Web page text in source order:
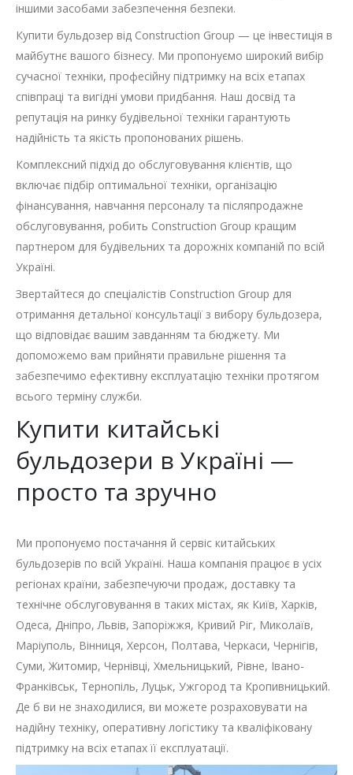
іншими засобами забезпечення безпеки.
Купити бульдозер від Construction Group — це інвестиція в
майбутнє вашого бізнесу. Ми пропонуємо широкий вибір
сучасної техніки, професійну підтримку на всіх етапах
співпраці та вигідні умови придбання. Наш досвід та
репутація на ринку будівельної техніки гарантують
надійність та якість пропонованих рішень.
Комплексний підхід до обслуговування клієнтів, що
включає підбір оптимальної техніки, організацію
фінансування, навчання персоналу та післяпродажне
обслуговування, робить Construction Group кращим
партнером для будівельних та дорожніх компаній по всій
Україні.
Звертайтеся до спеціалістів Construction Group для
отримання детальної консультації з вибору бульдозера,
що відповідає вашим завданням та бюджету. Ми
допоможемо вам прийняти правильне рішення та
забезпечимо ефективну експлуатацію техніки протягом
всього терміну служби.
Купити китайські
бульдозери в Україні —
просто та зручно
Ми пропонуємо постачання й сервіс китайських
бульдозерів по всій Україні. Наша компанія працює в усіх
регіонах країни, забезпечуючи продаж, доставку та
технічне обслуговування в таких містах, як Київ, Харків,
Одеса, Дніпро, Львів, Запоріжжя, Кривий Ріг, Миколаїв,
Маріуполь, Вінниця, Херсон, Полтава, Черкаси, Чернігів,
Суми, Житомир, Чернівці, Хмельницький, Рівне, Івано-
Франківськ, Тернопіль, Луцьк, Ужгород та Кропивницький.
Де б ви не знаходилися, ви можете розраховувати на
надійну техніку, оперативну логістику та кваліфіковану
підтримку на всіх етапах її експлуатації.